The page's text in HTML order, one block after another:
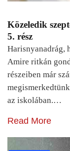
Közeledik
5. rész
Harisnyanadrág,
Amire ritkán
részeiben már
az iskolában.…
Read More